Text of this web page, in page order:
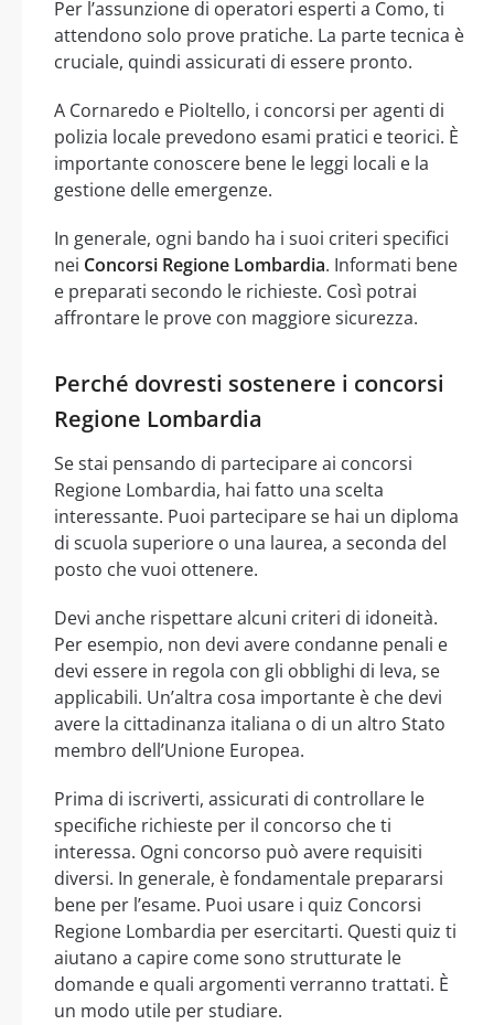
Per l’assunzione di operatori esperti a Como, ti
attendono solo prove pratiche. La parte tecnica è
cruciale, quindi assicurati di essere pronto.
A Cornaredo e Pioltello, i concorsi per agenti di
polizia locale prevedono esami pratici e teorici. È
importante conoscere bene le leggi locali e la
gestione delle emergenze.
In generale, ogni bando ha i suoi criteri specifici
nei Concorsi Regione Lombardia. Informati bene
e preparati secondo le richieste. Così potrai
affrontare le prove con maggiore sicurezza.
Perché dovresti sostenere i concorsi
Regione Lombardia
Se stai pensando di partecipare ai concorsi
Regione Lombardia, hai fatto una scelta
interessante. Puoi partecipare se hai un diploma
di scuola superiore o una laurea, a seconda del
posto che vuoi ottenere.
Devi anche rispettare alcuni criteri di idoneità.
Per esempio, non devi avere condanne penali e
devi essere in regola con gli obblighi di leva, se
applicabili. Un’altra cosa importante è che devi
avere la cittadinanza italiana o di un altro Stato
membro dell’Unione Europea.
Prima di iscriverti, assicurati di controllare le
specifiche richieste per il concorso che ti
interessa. Ogni concorso può avere requisiti
diversi. In generale, è fondamentale prepararsi
bene per l’esame. Puoi usare i quiz Concorsi
Regione Lombardia per esercitarti. Questi quiz ti
aiutano a capire come sono strutturate le
domande e quali argomenti verranno trattati. È
un modo utile per studiare.